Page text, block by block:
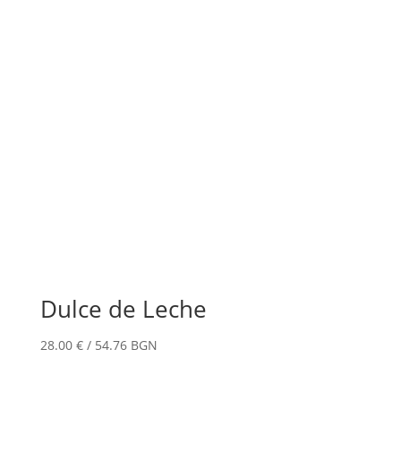
Dulce de Leche
28.00 € / 54.76 BGN